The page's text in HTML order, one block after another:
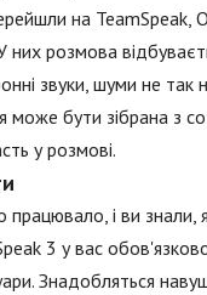
на TeamSpeak,
них розмова
звуки, шуми не так
може бути зібрана з
у розмові.
і ви знали,
3 у вас
Знадобляться